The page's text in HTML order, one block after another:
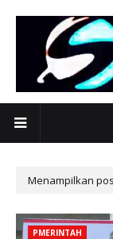
Menampilkan
PMERINTAH